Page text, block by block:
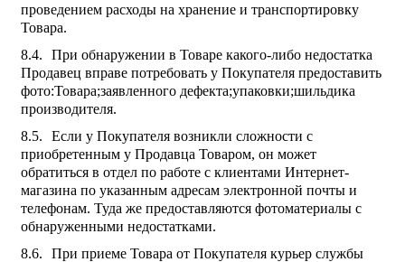
проведением расходы на хранение и транспортировку
Товара.
При обнаружении в Товаре какого-либо недостатка
Продавец вправе потребовать у Покупателя предоставить
фото:Товара;заявленного дефекта;упаковки;шильдика
производителя.
Если у Покупателя возникли сложности с
приобретенным у Продавца Товаром, он может
обратиться в отдел по работе с клиентами Интернет-
магазина по указанным адресам электронной почты и
телефонам. Туда же предоставляются фотоматериалы с
обнаруженными недостатками.
При приеме Товара от Покупателя курьер службы